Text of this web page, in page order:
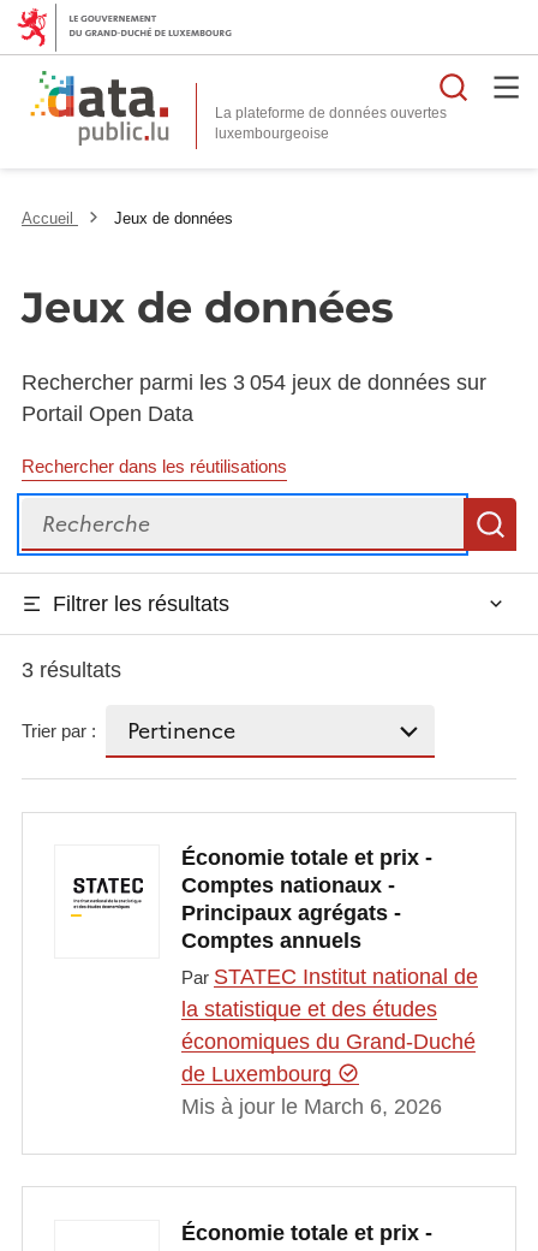
La plateforme de données ouvertes
Accueil Jeux de données
Jeux de données
Rechercher parmi les 3 054 jeux de données sur
Portail Open Data
Rechercher dans les réutilisations
Recherche
Filtrer les résultats
3 résultats
Trier par :
Économie totale et prix -
Comptes nationaux -
Principaux agrégats -
Comptes annuels
Par STATEC Institut national de
la statistique et des études
économiques du Grand-Duché
de Luxembourg
Mis à jour le March 6, 2026
Économie totale et prix -